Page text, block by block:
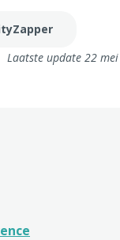
Laatste update 22